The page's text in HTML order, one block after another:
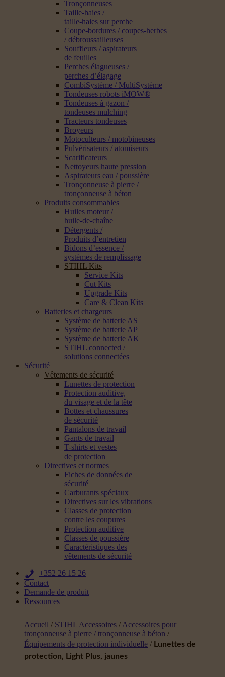
Tronçonneuses
Taille-haies /
taille-haies sur perche
Coupe-bordures / coupes-herbes
/ débroussailleuses
Souffleurs / aspirateurs
de feuilles
Perches élagueuses /
perches d’élagage
CombiSystème / MultiSystème
Tondeuses robots iMOW®
Tondeuses à gazon /
tondeuses mulching
Tracteurs tondeuses
Broyeurs
Motoculteurs / motobineuses
Pulvérisateurs / atomiseurs
Scarificateurs
Nettoyeurs haute pression
Aspirateurs eau / poussière
Tronçonneuse à pierre /
tronçonneuse à béton
Produits consommables
Huiles moteur /
huile-de-chaîne
Détergents /
Produits d’entretien
Bidons d’essence /
systèmes de remplissage
STIHL Kits
Service Kits
Cut Kits
Upgrade Kits
Care & Clean Kits
Batteries et chargeurs
Système de batterie AS
Système de batterie AP
Système de batterie AK
STIHL connected /
solutions connectées
Sécurité
Vêtements de sécurité
Lunettes de protection
Protection auditive,
du visage et de la tête
Bottes et chaussures
de sécurité
Pantalons de travail
Gants de travail
T-shirts et vestes
de protection
Directives et normes
Fiches de données de
sécurité
Carburants spéciaux
Directives sur les vibrations
Classes de protection
contre les coupures
Protection auditive
Classes de poussière
Caractéristiques des
vêtements de sécurité
+352 26 15 26
Contact
Demande de produit
Ressources
Accueil / STIHL Accessoires / Accessoires pour
tronçonneuse à pierre / tronçonneuse à béton /
Équipements de protection individuelle / Lunettes de
protection, Light Plus, jaunes